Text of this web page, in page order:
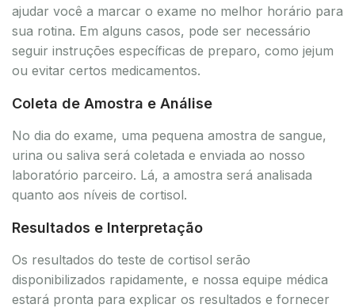
ajudar você a marcar o exame no melhor horário para
sua rotina. Em alguns casos, pode ser necessário
seguir instruções específicas de preparo, como jejum
ou evitar certos medicamentos.
Coleta de Amostra e Análise
No dia do exame, uma pequena amostra de sangue,
urina ou saliva será coletada e enviada ao nosso
laboratório parceiro. Lá, a amostra será analisada
quanto aos níveis de cortisol.
Resultados e Interpretação
Os resultados do teste de cortisol serão
disponibilizados rapidamente, e nossa equipe médica
estará pronta para explicar os resultados e fornecer